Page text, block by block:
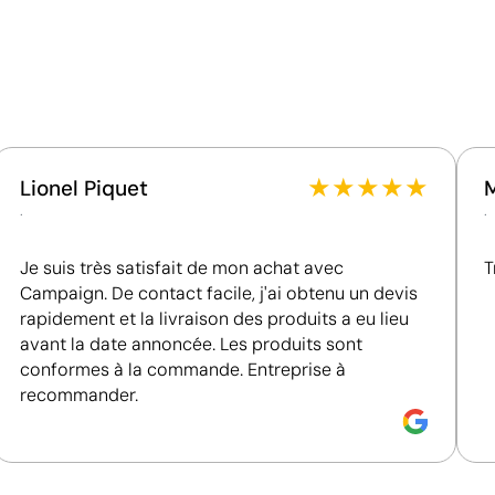
Position:couteau
Fournisseur lié à une usine auditée selon une norme
reconnue, garantissant la vérification des
conditions de travail.
entreprises en matière de performance ESG.
Lionel Piquet
.
★★★★★
Je suis très satisfait de mon achat avec
Campaign. De contact facile, j'ai obtenu un devis
rapidement et la livraison des produits a eu lieu
avant la date annoncée. Les produits sont
conformes à la commande. Entreprise à
recommander.
.